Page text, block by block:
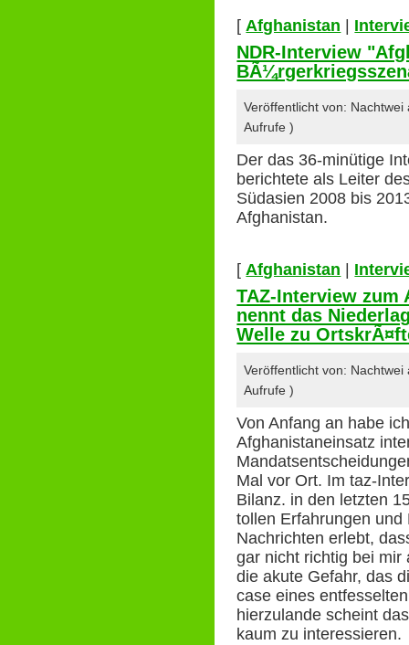
[ Afghanistan |
NDR-Interview
Veröffentlicht von:
Aufrufe )
Der das 36-minütige
berichtete als Leiter
Südasien 2008 bis
Afghanistan.
[ Afghanistan |
TAZ-Interview zum
nennt das
Welle zu
Veröffentlicht von:
Aufrufe )
Von Anfang an habe
Afghanistaneinsatz
Mal vor Ort. Im taz-
Bilanz. in den letzten
tollen Erfahrungen
Nachrichten erlebt,
gar nicht richtig bei mir
die akute Gefahr, das
case eines
hierzulande scheint
kaum zu